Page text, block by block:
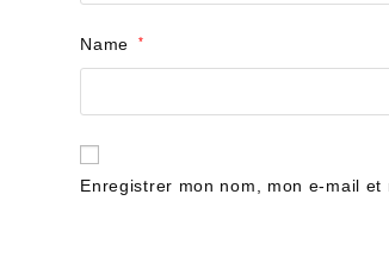
Name *
Enregistrer mon nom, mon e-mail